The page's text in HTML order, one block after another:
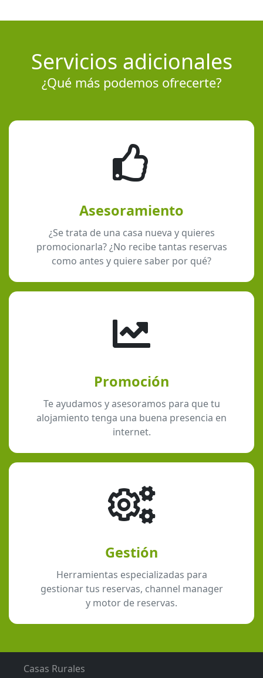
Servicios adicionales
¿Qué más podemos ofrecerte?
Asesoramiento
¿Se trata de una casa nueva y quieres
promocionarla? ¿No recibe tantas reservas
como antes y quiere saber por qué?
Promoción
Te ayudamos y asesoramos para que tu
alojamiento tenga una buena presencia en
internet.
Gestión
Herramientas especializadas para
gestionar tus reservas, channel manager
y motor de reservas.
Casas Rurales